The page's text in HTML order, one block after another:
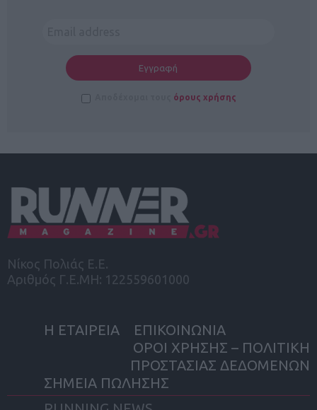
όρους χρήσης
Νίκος Πολιάς Ε.Ε.
Αριθμός Γ.Ε.ΜΗ: 122559601000
Η ΕΤΑΙΡΕΙΑ
ΕΠΙΚΟΙΝΩΝΙΑ
ΟΡΟΙ ΧΡΗΣΗΣ – ΠΟΛΙΤΙΚΗ
ΠΡΟΣΤΑΣΙΑΣ ΔΕΔΟΜΕΝΩΝ
ΣΗΜΕΙΑ ΠΩΛΗΣΗΣ